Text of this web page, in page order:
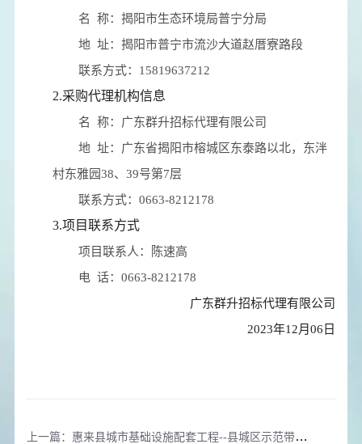
名 称： 揭阳市生态环境局普宁分局
地 址： 揭阳市普宁市流沙大道赵厝寮路段
联系方式： 15819637212
2.采购代理机构信息
名 称： 广东群升招标代理有限公司
地 址： 广东省揭阳市榕城区东泰路以北，东泮
村东雅园38、39号第7层
联系方式： 0663-8212178
3.项目联系方式
项目联系人：
陈速高
电 话： 0663-8212178
广东群升招标代理有限公司
2023年12月06日
上一篇：惠来县城市基础设施配套工程--县城区示范带环境综合整治提升工程项目地面附属物（拆除工程）